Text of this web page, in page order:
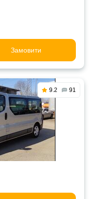
Замовити
9.2 91